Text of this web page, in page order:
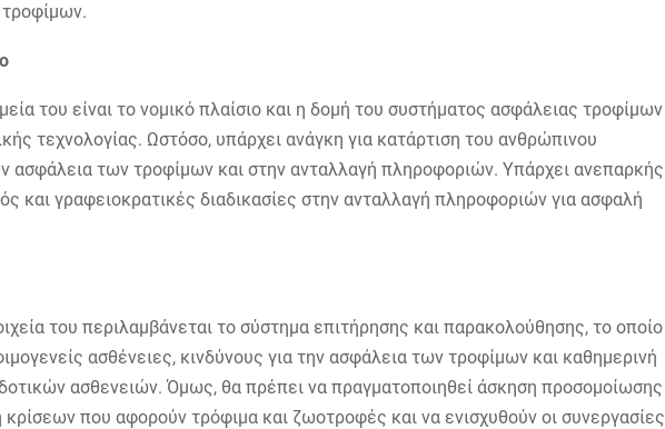
του είναι το νομικό πλαίσιο και η δομή του συστήματος ασφάλειας τροφίμων
τεχνολογίας. Ωστόσο, υπάρχει ανάγκη για κατάρτιση του ανθρώπινου
ασφάλεια των τροφίμων και στην ανταλλαγή πληροφοριών. Υπάρχει ανεπαρκής
και γραφειοκρατικές διαδικασίες στην ανταλλαγή πληροφοριών για ασφαλή
του περιλαμβάνεται το σύστημα επιτήρησης και παρακολούθησης, το οποίο
ασθένειες, κινδύνους για την ασφάλεια των τροφίμων και καθημερινή
ασθενειών. Όμως, θα πρέπει να πραγματοποιηθεί άσκηση προσομοίωσης
κρίσεων που αφορούν τρόφιμα και ζωοτροφές και να ενισχυθούν οι συνεργασίες